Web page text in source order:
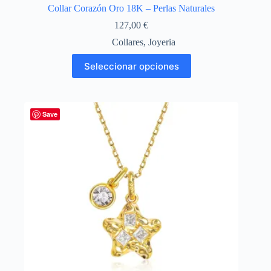
Collar Corazón Oro 18K – Perlas Naturales
127,00€
Collares, Joyeria
Seleccionar opciones
producto
tiene
variantes.
opciones
pueden
elegir
en
la
página
de
producto
Save